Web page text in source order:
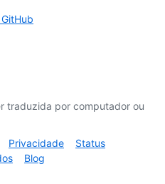
traduzida por computador ou
Privacidade
Status
Blog